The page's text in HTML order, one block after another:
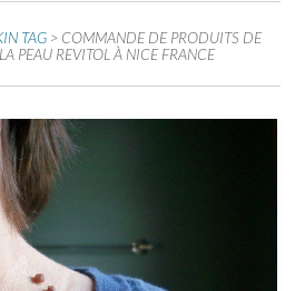
TAG > COMMANDE DE PRODUITS DE
PEAU REVITOL À NICE FRANCE